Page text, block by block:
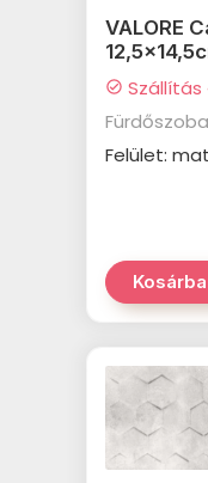
VALORE
check_circle Szállítás
Felület:
Kosárba